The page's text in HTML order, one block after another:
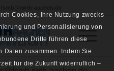
Cookies, Ihre Nutzung zwecks
und Personalisierung von
Dritte führen diese
Daten zusammen. Indem Sie
für die Zukunft widerruflich –